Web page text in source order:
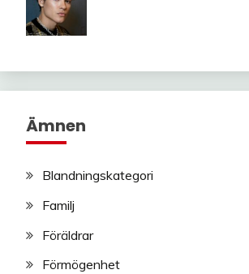
Ämnen
Blandningskategori
Familj
Föräldrar
Förmögenhet